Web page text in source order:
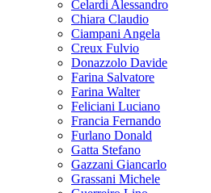
Celardi Alessandro
Chiara Claudio
Ciampani Angela
Creux Fulvio
Donazzolo Davide
Farina Salvatore
Farina Walter
Feliciani Luciano
Francia Fernando
Furlano Donald
Gatta Stefano
Gazzani Giancarlo
Grassani Michele